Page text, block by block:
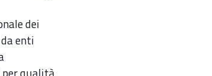
dei
enti